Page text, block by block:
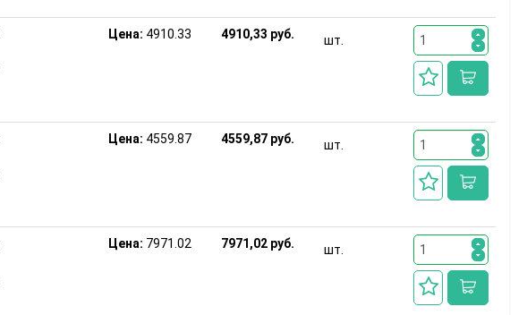
Цена: 4910.33 4910,33 руб. шт.
Цена: 4559.87 4559,87 руб. шт.
Цена: 7971.02 7971,02 руб. шт.